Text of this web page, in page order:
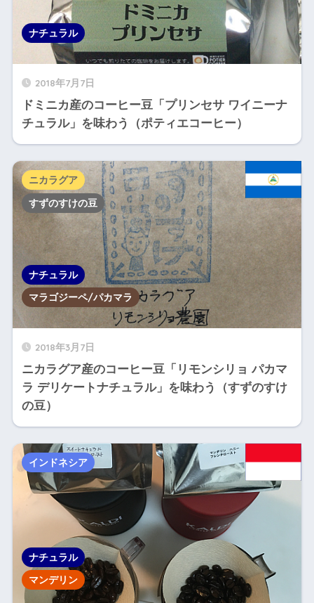
2018年7月7日
ドミニカ産のコーヒー豆「プリンセサ ワイニーナ
チュラル」を味わう（ポティエコーヒー）
ナチュラル
2018年3月7日
ニカラグア産のコーヒー豆「リモンシリョ パカマ
ラ デリケートナチュラル」を味わう（すずのすけ
の豆）
ニカラグア
マラゴジーペ/パカマラ
ナチュラル
すずのすけの豆
インドネシア
マンデリン
ナチュラル